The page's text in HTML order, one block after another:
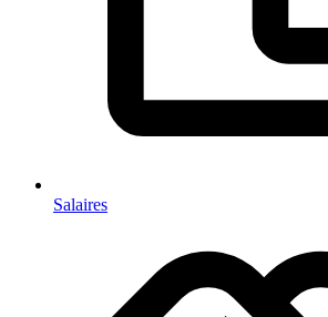
Salaires